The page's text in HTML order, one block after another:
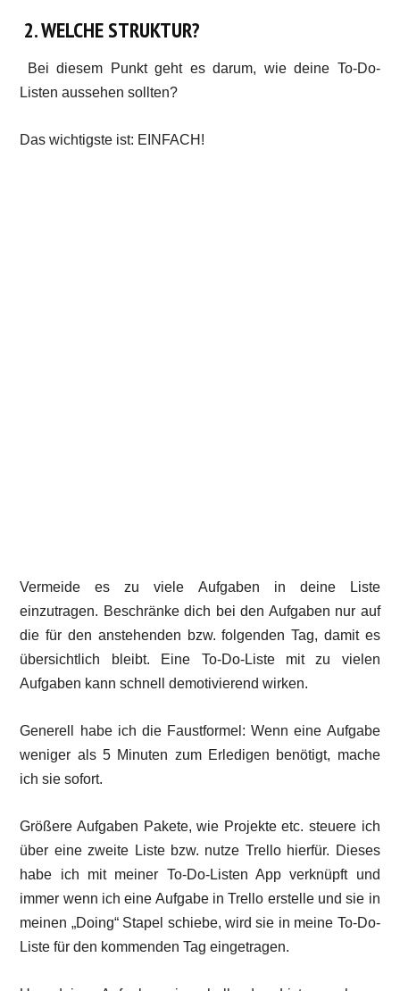
2. WELCHE STRUKTUR?
Bei diesem Punkt geht es darum, wie deine To-Do-
Listen aussehen sollten?
Das wichtigste ist: EINFACH!
Vermeide es zu viele Aufgaben in deine Liste
einzutragen. Beschränke dich bei den Aufgaben nur auf
die für den anstehenden bzw. folgenden Tag, damit es
übersichtlich bleibt. Eine To-Do-Liste mit zu vielen
Aufgaben kann schnell demotivierend wirken.
Generell habe ich die Faustformel: Wenn eine Aufgabe
weniger als 5 Minuten zum Erledigen benötigt, mache
ich sie sofort.
Größere Aufgaben Pakete, wie Projekte etc. steuere ich
über eine zweite Liste bzw. nutze Trello hierfür. Dieses
habe ich mit meiner To-Do-Listen App verknüpft und
immer wenn ich eine Aufgabe in Trello erstelle und sie in
meinen „Doing“ Stapel schiebe, wird sie in meine To-Do-
Liste für den kommenden Tag eingetragen.